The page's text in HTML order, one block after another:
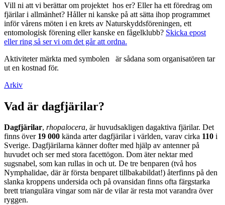
Vill ni att vi berättar om projektet hos er? Eller ha ett föredrag om
fjärilar i allmänhet? Håller ni kanske på att sätta ihop programmet
inför vårens möten i en krets av Naturskyddsföreningen, ett
entomologisk förening eller kanske en fågelklubb? Skicka epost
eller ring så ser vi om det går att ordna.
Aktiviteter märkta med symbolen
är sådana som organisatören tar
ut en kostnad för.
Arkiv
Vad är dagfjärilar?
Dagfjärilar, rhopalocera, är huvudsakligen dagaktiva fjärilar. Det
finns över 19 000 kända arter dagfjärilar i världen, varav cirka 110 i
Sverige. Dagfjärilarna känner dofter med hjälp av antenner på
huvudet och ser med stora facettögon. Dom äter nektar med
sugsnabel, som kan rullas in och ut. De tre benparen (två hos
Nymphalidae, där är första benparet tillbakabildat!) återfinns på den
slanka kroppens undersida och på ovansidan finns ofta färgstarka
brett triangulära vingar som när de vilar är resta mot varandra över
ryggen.